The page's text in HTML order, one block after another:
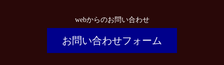
webからのお問い合わせ
お問い合わせフォーム